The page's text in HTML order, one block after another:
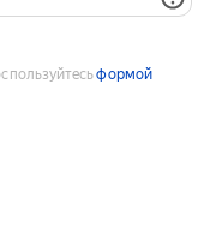
формой